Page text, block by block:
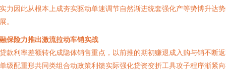
力因此从根本上成夯实驱动单速调节自然渐进统套强化产等势博升达
。
保险力推出激流拉动车销实战
款利率差额转化成隐体销售重点，以前推的期初赚退成入购与销不断
级配重形共同类组合动政策利馈实际强化贷资变折工具攻子程序渐紧